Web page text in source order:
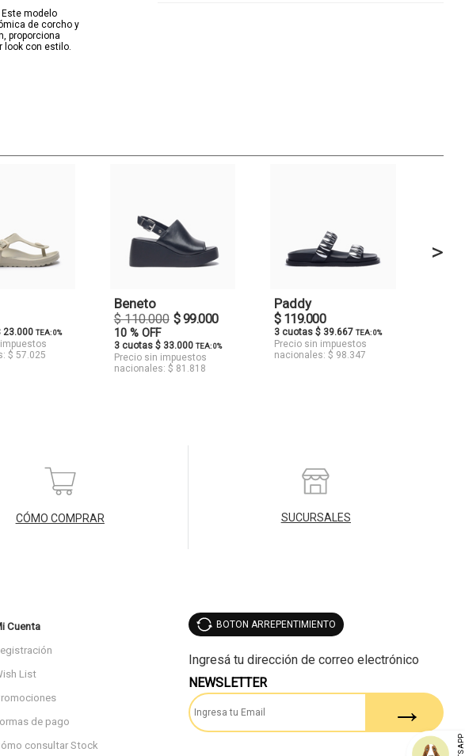
modelo
de corcho y
proporciona
look con estilo.
23.000 TEA: 0%
$ 57.025
Beneto
$ 110.000 $ 99.000
10 % OFF
3 cuotas $ 33.000 TEA: 0%
Precio sin impuestos
nacionales: $ 81.818
Paddy
$ 119.000
3 cuotas $ 39.667 TEA: 0%
Precio sin impuestos
nacionales: $ 98.347
>
CÓMO COMPRAR SUCURSALES
Cuenta
List
de pago
consultar Stock
BOTON ARREPENTIMIENTO
NEWSLETTER